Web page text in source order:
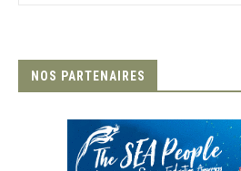
NOS PARTENAIRES